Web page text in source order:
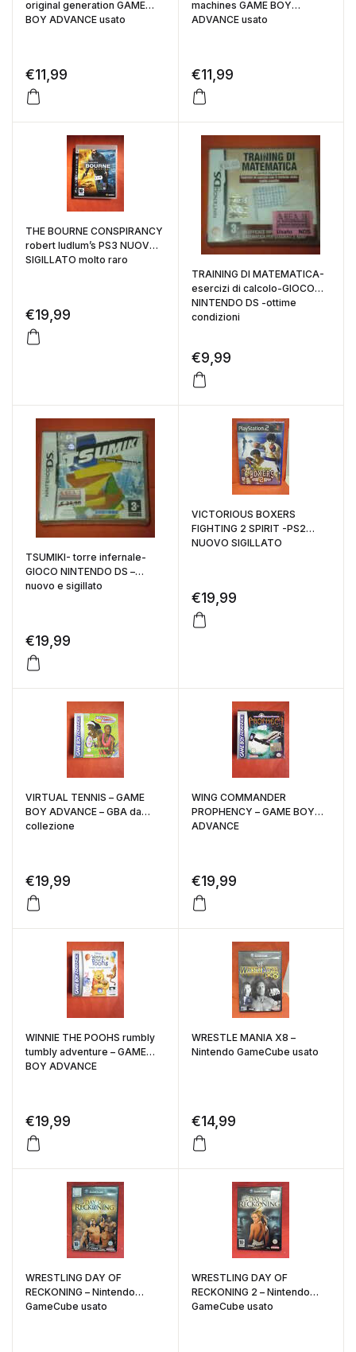
original generation GAME
BOY ADVANCE usato
€11,99
machines GAME BOY
ADVANCE usato
€11,99
THE BOURNE CONSPIRANCY
robert ludlum’s PS3 NUOVO
SIGILLATO molto raro
€19,99
TRAINING DI MATEMATICA-
esercizi di calcolo-GIOCO
NINTENDO DS -ottime
condizioni
€9,99
TSUMIKI- torre infernale-
GIOCO NINTENDO DS –
nuovo e sigillato
€19,99
VICTORIOUS BOXERS
FIGHTING 2 SPIRIT -PS2
NUOVO SIGILLATO
€19,99
VIRTUAL TENNIS – GAME
BOY ADVANCE – GBA da
collezione
€19,99
WING COMMANDER
PROPHENCY – GAME BOY
ADVANCE
€19,99
WINNIE THE POOHS rumbly
tumbly adventure – GAME
BOY ADVANCE
€19,99
WRESTLE MANIA X8 –
Nintendo GameCube usato
€14,99
WRESTLING DAY OF
RECKONING – Nintendo
GameCube usato
WRESTLING DAY OF
RECKONING 2 – Nintendo
GameCube usato